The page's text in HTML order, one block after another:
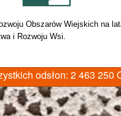
Obszarów Wiejskich na
i Rozwoju Wsi.
odsłon: 2 463 250